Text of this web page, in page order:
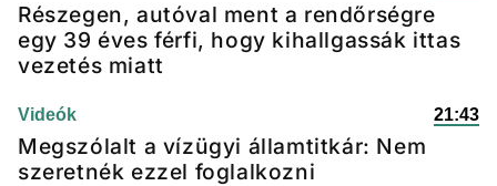
Részegen, autóval ment a rendőrségre
egy 39 éves férfi, hogy kihallgassák ittas
vezetés miatt
Videók 21:43
Megszólalt a vízügyi államtitkár: Nem
szeretnék ezzel foglalkozni